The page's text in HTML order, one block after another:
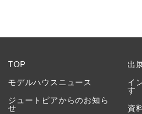
TOP
モデルハウスニュース
ジュートピアからのお知ら
せ
出
イ
す
資